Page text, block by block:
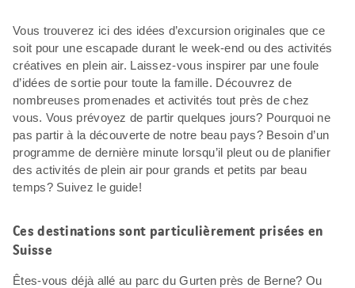
Vous trouverez ici des idées d’excursion originales que ce
soit pour une escapade durant le week-end ou des activités
créatives en plein air. Laissez-vous inspirer par une foule
d’idées de sortie pour toute la famille. Découvrez de
nombreuses promenades et activités tout près de chez
vous. Vous prévoyez de partir quelques jours? Pourquoi ne
pas partir à la découverte de notre beau pays? Besoin d’un
programme de dernière minute lorsqu’il pleut ou de planifier
des activités de plein air pour grands et petits par beau
temps? Suivez le guide!
Ces destinations sont particulièrement prisées en
Suisse
Êtes-vous déjà allé au parc du Gurten près de Berne? Ou